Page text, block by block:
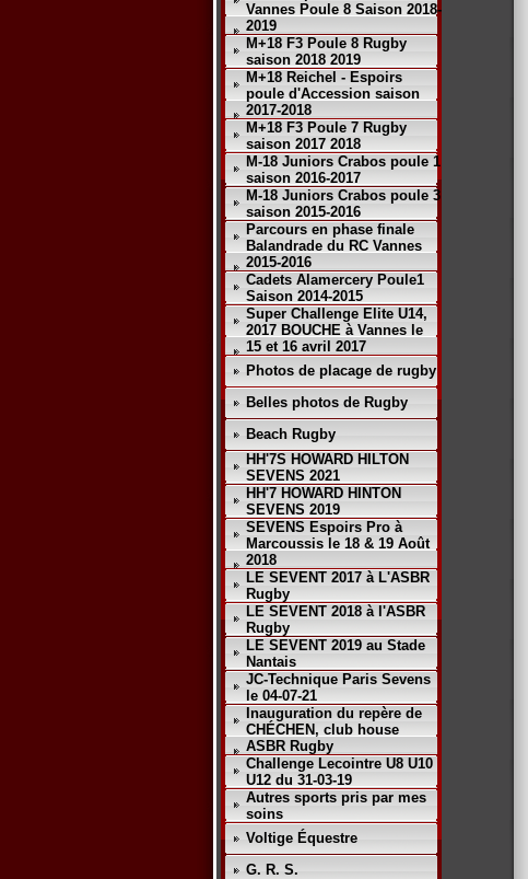
Vannes Poule 8 Saison 2018-
2019
M+18 F3 Poule 8 Rugby
saison 2018 2019
M+18 Reichel - Espoirs
poule d'Accession saison
2017-2018
M+18 F3 Poule 7 Rugby
saison 2017 2018
M-18 Juniors Crabos poule 1
saison 2016-2017
M-18 Juniors Crabos poule 3
saison 2015-2016
Parcours en phase finale
Balandrade du RC Vannes
2015-2016
Cadets Alamercery Poule1
Saison 2014-2015
Super Challenge Elite U14,
2017 BOUCHE à Vannes le
15 et 16 avril 2017
Photos de placage de rugby
Belles photos de Rugby
Beach Rugby
HH'7S HOWARD HILTON
SEVENS 2021
HH'7 HOWARD HINTON
SEVENS 2019
SEVENS Espoirs Pro à
Marcoussis le 18 & 19 Août
2018
LE SEVENT 2017 à L'ASBR
Rugby
LE SEVENT 2018 à l'ASBR
Rugby
LE SEVENT 2019 au Stade
Nantais
JC-Technique Paris Sevens
le 04-07-21
Inauguration du repère de
CHÉCHEN, club house
ASBR Rugby
Challenge Lecointre U8 U10
U12 du 31-03-19
Autres sports pris par mes
soins
Voltige Équestre
G. R. S.